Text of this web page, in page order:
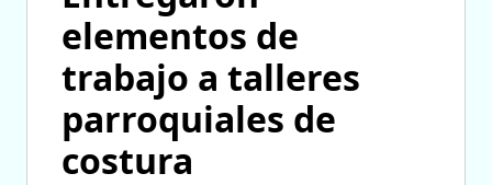
elementos de
trabajo a talleres
parroquiales de
costura